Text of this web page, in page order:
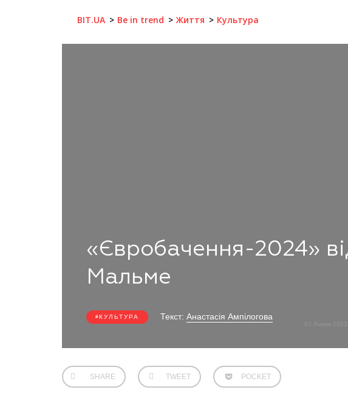
BIT.UA Be in trend Життя Культура
«Євробачення-2024»
Мальме
КУЛЬТУРА Текст: Анастасія Ампілогова
07 Липня 2023
SHARE TWEET POCKET